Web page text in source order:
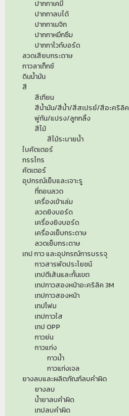
ปากกาเคมี
ปากกาลบได้
ปากกาเมจิก
ปากกาหมึกซึม
ปากกาไวท์บอร์ด
ลวดเสียบกระดาษ
กาวลาเท็กซ์
ดินน้ำมัน
สี
สีเทียน
สีน้ำมัน/สีน้ำ/สีสเปรย์/สีอะคริลิค
พู่กัน/แปรง/ลูกกลิ้ง
สีไม้
สีไม้ระบายน้ำ
ใบคัตเตอร์
กรรไกร
คัตเตอร์
อุปกรณ์เย็บและเจาะรู
ที่ถอนลวด
เครื่องเข้าเล่ม
ลวดยิงบอร์ด
เครื่องยิงบอร์ด
เครื่องเย็บกระดาษ
ลวดเย็บกระดาษ
เทป กาว และอุปกรณ์การบรรจุ
กาวสารพัดประโยชน์
เทปตีเส้นและกั้นเขต
เทปกาวสองหน้าอะคริลิค 3M
เทปกาวสองหน้า
เทปโฟม
เทปกาวใส
เทป OPP
กาวย่น
กาวแท่ง
กาวน้ำ
กาวแท่งเจล
ยางลบและผลิตภัณฑ์ลบคำผิด
ยางลบ
น้ำยาลบคำผิด
เทปลบคำผิด